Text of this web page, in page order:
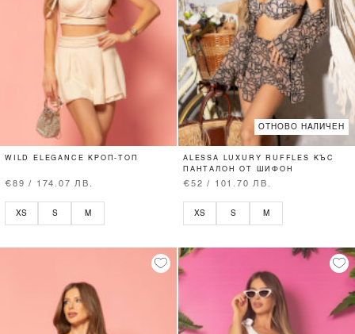
WILD ELEGANCE КРОП-ТОП
€89 / 174.07 ЛВ.
XS S M
ОТНОВО НАЛИЧЕН
ALESSA LUXURY RUFFLES КЪС
ПАНТАЛОН ОТ ШИФОН
€52 / 101.70 ЛВ.
XS S M